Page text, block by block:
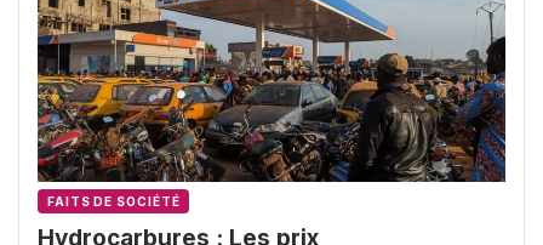
FAITS DE SOCIÉTÉ
Hydrocarbures : Les prix